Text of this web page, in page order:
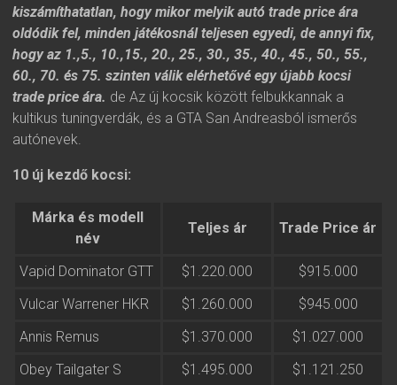
kiszámíthatatlan, hogy mikor melyik autó trade price ára
oldódik fel, minden játékosnál teljesen egyedi, de annyi fix,
hogy az 1.,5., 10.,15., 20., 25., 30., 35., 40., 45., 50., 55.,
60., 70. és 75. szinten válik elérhetővé egy újabb kocsi
trade price ára. de Az új kocsik között felbukkannak a
kultikus tuningverdák, és a GTA San Andreasból ismerős
autónevek.
10 új kezdő kocsi:
Márka és modell
név
Teljes ár Trade Price ár
Vapid Dominator GTT $1.220.000
$915.000
Vulcar Warrener HKR
$1.260.000
$945.000
Annis Remus
$1.370.000
$1.027.000
Obey Tailgater S
$1.495.000
$1.121.250